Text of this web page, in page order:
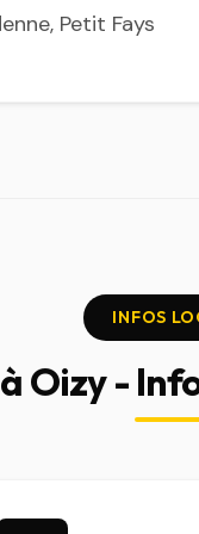
Petit Fays
INFOS
Oizy -